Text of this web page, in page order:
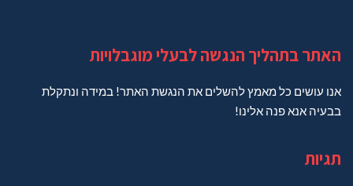
האתר בתהליך הנגשה לבעלי מוגבלויות
אנו עושים כל מאמץ להשלים את הנגשת האתר! במידה ונתקלת
בבעיה אנא פנה אלינו!
תגיות